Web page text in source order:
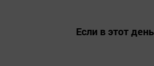
Если в этот